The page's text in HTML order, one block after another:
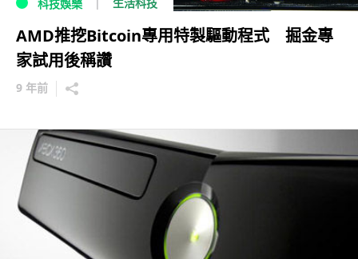
科技娛樂 生活科技
AMD推挖Bitcoin專用特製驅動程式 掘金專
家試用後稱讚
9 年前